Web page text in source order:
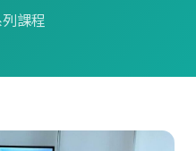
課程